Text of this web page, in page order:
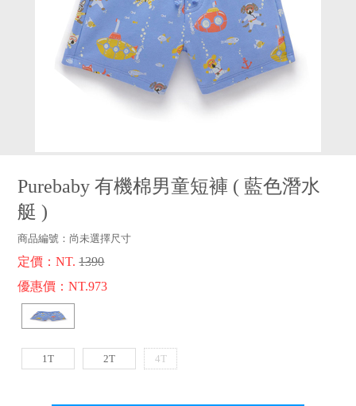
客服專區
Purebaby 有機棉男童短褲 (藍色潛水
艇 )
商品編號： 尚未選擇尺寸
定價：NT.1390
優惠價：NT.973
1T 2T 4T